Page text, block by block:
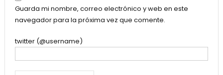
Guarda mi nombre, correo electrónico y web en este
navegador para la próxima vez que comente.
twitter (@username)